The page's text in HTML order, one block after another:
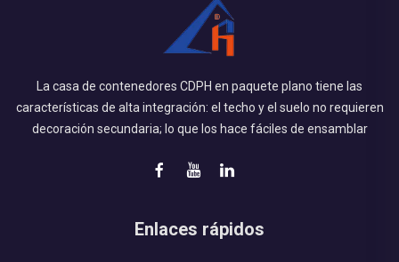
de ensamblaje en los Estados Unidos y Canadá. Para
desarrollar aún más el mercado y actualizar el producto...
La casa de contenedores CDPH en paquete plano tiene las
características de alta integración: el techo y el suelo no requieren
decoración secundaria; lo que los hace fáciles de ensamblar
Enlaces rápidos